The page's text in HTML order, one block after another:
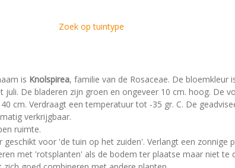
Zoek op tuintype
is Knolspirea, familie van de Rosaceae. De bloemkleur
juli. De bladeren zijn groen en ongeveer 10 cm. hoog. De
cm. Verdraagt een temperatuur tot -35 gr. C. De
verkrijgbaar.
ruimte.
geschikt voor 'de tuin op het zuiden'. Verlangt een zonnige
met 'rotsplanten' als de bodem ter plaatse maar niet te